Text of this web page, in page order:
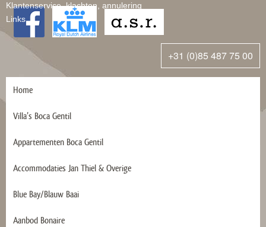
Klantenservice, klachten, annulering
Links
+31 (0)85 487 75 00
Home
Villa’s Boca Gentil
Appartementen Boca Gentil
Accommodaties Jan Thiel & Overige
Blue Bay/Blauw Baai
Aanbod Bonaire